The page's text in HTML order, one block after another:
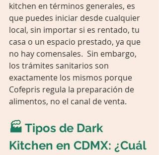
kitchen en términos generales, es
que puedes iniciar desde cualquier
local, sin importar si es rentado, tu
casa o un espacio prestado, ya que
no hay comensales.  Sin embargo,
los trámites sanitarios son
exactamente los mismos porque
Cofepris regula la preparación de
alimentos, no el canal de venta.
🏭 Tipos de Dark
Kitchen en CDMX: ¿Cuál